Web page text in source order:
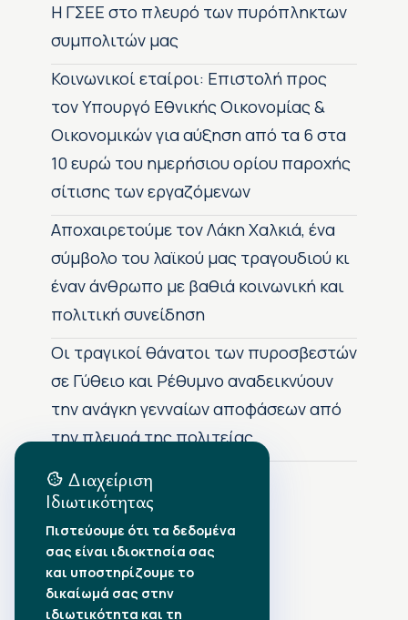
H ΓΣΕΕ στο πλευρό των πυρόπληκτων
συμπολιτών μας
Κοινωνικοί εταίροι: Επιστολή προς
τον Υπουργό Εθνικής Οικονομίας &
Οικονομικών για αύξηση από τα 6 στα
10 ευρώ του ημερήσιου ορίου παροχής
σίτισης των εργαζόμενων
Αποχαιρετούμε τον Λάκη Χαλκιά, ένα
σύμβολο του λαϊκού μας τραγουδιού κι
έναν άνθρωπο με βαθιά κοινωνική και
πολιτική συνείδηση
Οι τραγικοί θάνατοι των πυροσβεστών
σε Γύθειο και Ρέθυμνο αναδεικνύουν
την ανάγκη γενναίων αποφάσεων από
την πλευρά της πολιτείας
Αρχείο Δημοσιεύσεων
•Αύγουστος 2026
•Ιούλιος 2026
•Ιούνιος 2026
Διαχείριση
Ιδιωτικότητας
Πιστεύουμε ότι τα δεδομένα
σας είναι ιδιοκτησία σας
και υποστηρίζουμε το
δικαίωμά σας στην
ιδιωτικότητα και τη